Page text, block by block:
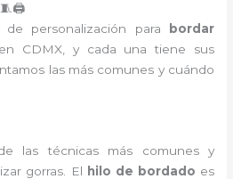
🧵🖨️
de personalización para
bordar
CDMX, y cada una tiene sus
las más comunes y cuándo
las técnicas más comunes y
gorras. El hilo de bordado es